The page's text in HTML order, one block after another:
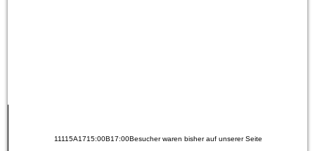
11115A1715:00B17:00Besucher waren bisher auf unserer Seite